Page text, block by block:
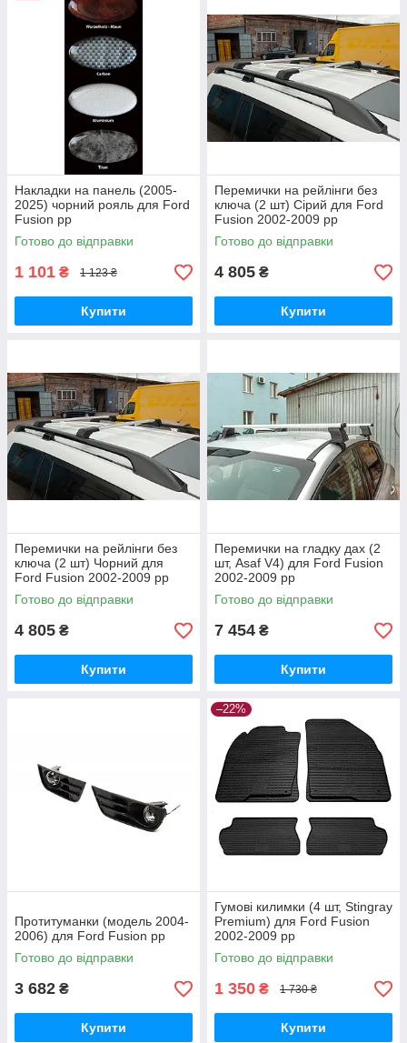
Накладки на панель (2005-
2025) чорний рояль для Ford
Fusion рр
Готово до відправки
1 101 ₴ 1 123 ₴
Купити
Перемички на рейлінги без
ключа (2 шт) Сірий для Ford
Fusion 2002-2009 рр
Готово до відправки
4 805 ₴
Купити
Перемички на рейлінги без
ключа (2 шт) Чорний для
Ford Fusion 2002-2009 рр
Готово до відправки
4 805 ₴
Купити
Перемички на гладку дах (2
шт, Asaf V4) для Ford Fusion
2002-2009 рр
Готово до відправки
7 454 ₴
Купити
Протитуманки (модель 2004-
2006) для Ford Fusion рр
Готово до відправки
3 682 ₴
Купити
–22%
Гумові килимки (4 шт, Stingray
Premium) для Ford Fusion
2002-2009 рр
Готово до відправки
1 350 ₴ 1 730 ₴
Купити